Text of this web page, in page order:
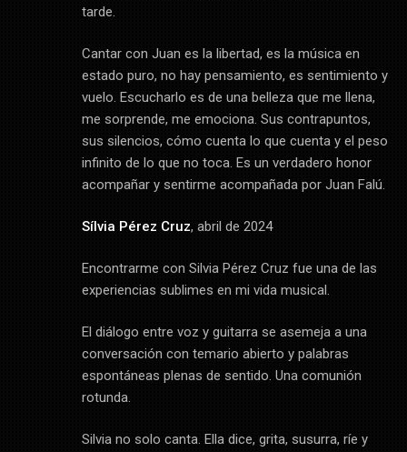
tarde.
Cantar con Juan es la libertad, es la música en
estado puro, no hay pensamiento, es sentimiento y
vuelo. Escucharlo es de una belleza que me llena,
me sorprende, me emociona. Sus contrapuntos,
sus silencios, cómo cuenta lo que cuenta y el peso
infinito de lo que no toca. Es un verdadero honor
acompañar y sentirme acompañada por Juan Falú.
Sílvia Pérez Cruz, abril de 2024
Encontrarme con Silvia Pérez Cruz fue una de las
experiencias sublimes en mi vida musical.
El diálogo entre voz y guitarra se asemeja a una
conversación con temario abierto y palabras
espontáneas plenas de sentido. Una comunión
rotunda.
Silvia no solo canta. Ella dice, grita, susurra, ríe y